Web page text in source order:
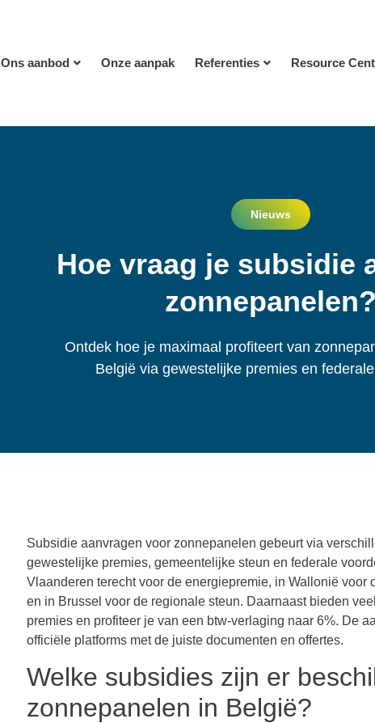
Ons aanbod Onze aanpak Referenties Resource
Nieuws
Hoe vraag je subsidie
zonnepanelen?
Ontdek hoe je maximaal profiteert van
België via gewestelijke premies en
Subsidie aanvragen voor zonnepanelen gebeurt via
gewestelijke premies, gemeentelijke steun en federale
Vlaanderen terecht voor de energiepremie, in Wallonië voor
en in Brussel voor de regionale steun. Daarnaast bieden
premies en profiteer je van een btw-verlaging naar 6%. De
officiële platforms met de juiste documenten en offertes.
Welke subsidies zijn er
zonnepanelen in België?